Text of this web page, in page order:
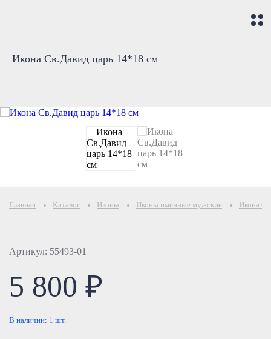
Икона Св.Давид царь 14*18 см
Главная Каталог Иконы Иконы именные мужские Икона
Артикул: 55493-01
5 800 ₽
В наличии: 1 шт.